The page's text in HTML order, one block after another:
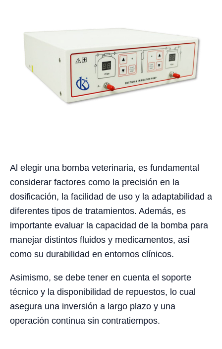
Al elegir una bomba veterinaria, es fundamental
considerar factores como la precisión en la
dosificación, la facilidad de uso y la adaptabilidad a
diferentes tipos de tratamientos. Además, es
importante evaluar la capacidad de la bomba para
manejar distintos fluidos y medicamentos, así
como su durabilidad en entornos clínicos.
Asimismo, se debe tener en cuenta el soporte
técnico y la disponibilidad de repuestos, lo cual
asegura una inversión a largo plazo y una
operación continua sin contratiempos.